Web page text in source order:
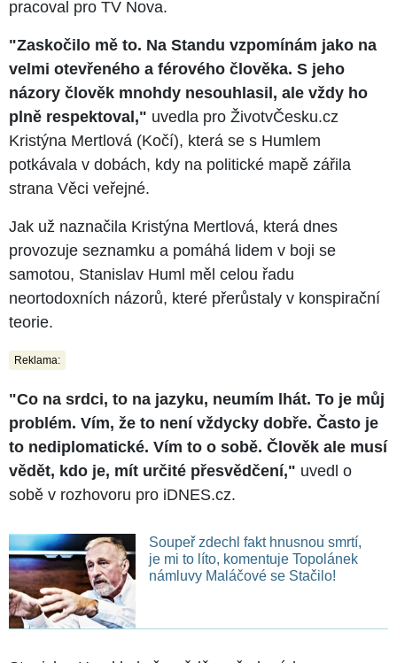
pracoval pro TV Nova.
"Zaskočilo mě to. Na Standu vzpomínám jako na
velmi otevřeného a férového člověka. S jeho
názory člověk mnohdy nesouhlasil, ale vždy ho
plně respektoval," uvedla pro ŽivotvČesku.cz
Kristýna Mertlová (Kočí), která se s Humlem
potkávala v dobách, kdy na politické mapě zářila
strana Věci veřejné.
Jak už naznačila Kristýna Mertlová, která dnes
provozuje seznamku a pomáhá lidem v boji se
samotou, Stanislav Huml měl celou řadu
neortodoxních názorů, které přerůstaly v konspirační
teorie.
Reklama:
"Co na srdci, to na jazyku, neumím lhát. To je můj
problém. Vím, že to není vždycky dobře. Často je
to nediplomatické. Vím to o sobě. Člověk ale musí
vědět, kdo je, mít určité přesvědčení," uvedl o
sobě v rozhovoru pro iDNES.cz.
Soupeř zdechl fakt hnusnou smrtí,
je mi to líto, komentuje Topolánek
námluvy Maláčové se Stačilo!